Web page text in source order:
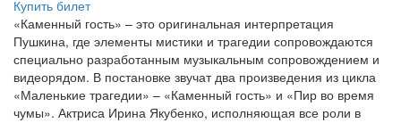
Купить билет
«Каменный гость» – это оригинальная интерпретация
Пушкина, где элементы мистики и трагедии сопровождаются
специально разработанным музыкальным сопровождением и
видеорядом. В постановке звучат два произведения из цикла
«Маленькие трагедии» – «Каменный гость» и «Пир во время
чумы». Актриса Ирина Якубенко, исполняющая все роли в